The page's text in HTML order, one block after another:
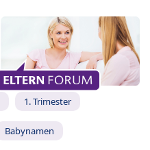
1. Trimester
Babynamen